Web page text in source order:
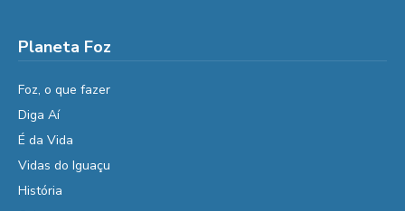
Planeta Foz
Foz, o que fazer
Diga Aí
É da Vida
Vidas do Iguaçu
História